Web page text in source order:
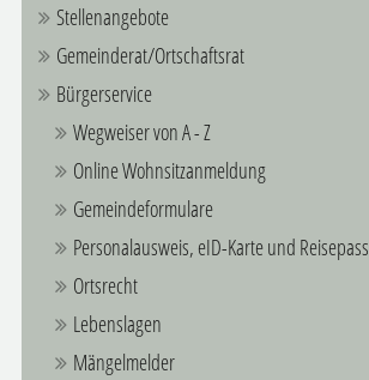
Stellenangebote
Gemeinderat/Ortschaftsrat
Bürgerservice
Wegweiser von A - Z
Online Wohnsitzanmeldung
Gemeindeformulare
Personalausweis, eID-Karte und Reisepass
Ortsrecht
Lebenslagen
Mängelmelder